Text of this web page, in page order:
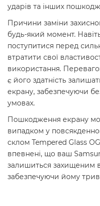
ударів та інших
Причини заміни
будь-який момент.
поступитися перед
втратити свої
використання.
є його здатність
екрану, забезпечуючи
умовах.
Пошкодження екрану
випадком у
склом Tempered Glass
впевнені, що ваш
залишиться захищеним
забезпечуючи йому